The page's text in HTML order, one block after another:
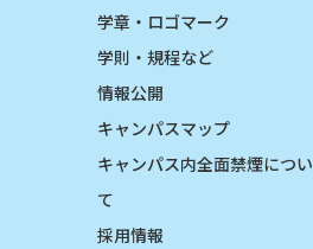
学章・ロゴマーク
学則・規程など
情報公開
キャンパスマップ
キャンパス内全面禁煙につい
て
採用情報